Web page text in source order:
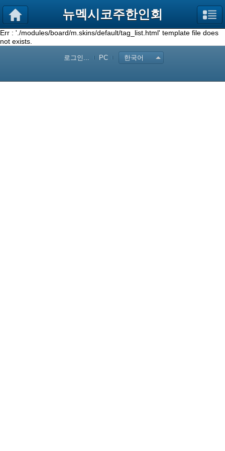
뉴멕시코주한인회
Err : './modules/board/m.skins/default/tag_list.html' template file does
not exists.
로그인... PC 한국어